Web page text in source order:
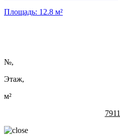
Площадь: 12.8 м²
№,
Этаж,
м²
7911